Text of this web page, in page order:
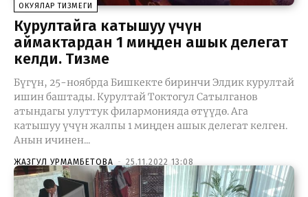
ОКУЯЛАР ТИЗМЕГИ
Курултайга катышуу үчүн
аймактардан 1 миңден ашык делегат
келди. Тизме
Бүгүн, 25-ноябрда Бишкекте биринчи Элдик курултай
ишин баштады. Курултай Токтогул Сатылганов
атындагы улуттук филармонияда өтүүдө. Ага
катышуу үчүн жалпы 1 миңден ашык делегат келген.
Анын ичинен...
ЖАЗГУЛ УРМАМБЕТОВА - 25.11.2022 13:08